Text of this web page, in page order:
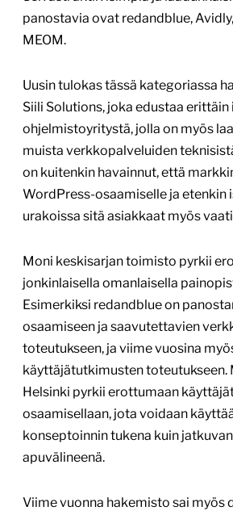
panostavia ovat redandblue,
MEOM.
Uusin tulokas tässä kategoriassa
Siili Solutions, joka edustaa erittäin
ohjelmistoyritystä, jolla on myös
muista verkkopalveluiden
on kuitenkin havainnut, että
WordPress-osaamiselle ja etenkin
urakoissa sitä asiakkaat myös
Moni keskisarjan toimisto pyrkii
jonkinlaisella omanlaisella
Esimerkiksi redandblue on
osaamiseen ja saavutettavien
toteutukseen, ja viime vuosina
käyttäjätutkimusten toteutukseen.
Helsinki pyrkii erottumaan
osaamisellaan, jota voidaan
konseptoinnin tukena kuin
apuvälineenä.
Viime vuonna hakemisto sai myös